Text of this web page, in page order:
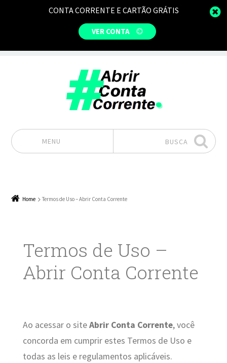
CONTA CORRENTE E CARTÃO GRÁTIS
VER CONTA
MENU BUSCA
Home Termos de Uso – Abrir Conta Corrente
Termos de Uso –
Abrir Conta Corrente
Ao acessar o siteAbrir Conta Corrente, você
concorda em cumprir estes Termos de Uso e
todas as leis e regulamentos aplicáveis.